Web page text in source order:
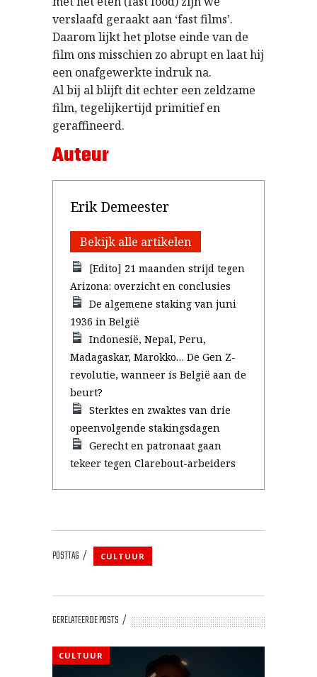
verslaafd geraakt aan ‘fast films’.
Daarom lijkt het plotse einde van de
film ons misschien zo abrupt en laat hij
een onafgewerkte indruk na.
Al bij al blijft dit echter een zeldzame
film, tegelijkertijd primitief en
geraffineerd.
Auteur
Erik Demeester
Bekijk alle artikelen
[Edito] 21 maanden strijd tegen
Arizona: overzicht en conclusies
De algemene staking van juni
1936 in België
Indonesië, Nepal, Peru,
Madagaskar, Marokko… De Gen Z-
revolutie, wanneer is België aan de
beurt?
Sterktes en zwaktes van drie
opeenvolgende stakingsdagen
Gerecht en patronaat gaan
tekeer tegen Clarebout-arbeiders
POSTTAG CULTUUR
GERELATEERDE POSTS
CULTUUR